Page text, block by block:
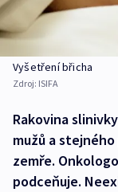
Vyšetření břicha
Zdroj: ISIFA
Rakovina
mužů a
zemře.
podceňuje.